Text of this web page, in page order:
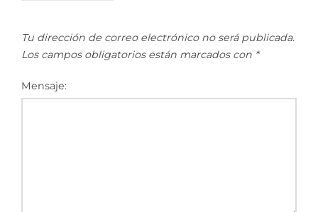
Tu dirección de correo electrónico no será publicada.
Los campos obligatorios están marcados con *
Mensaje: